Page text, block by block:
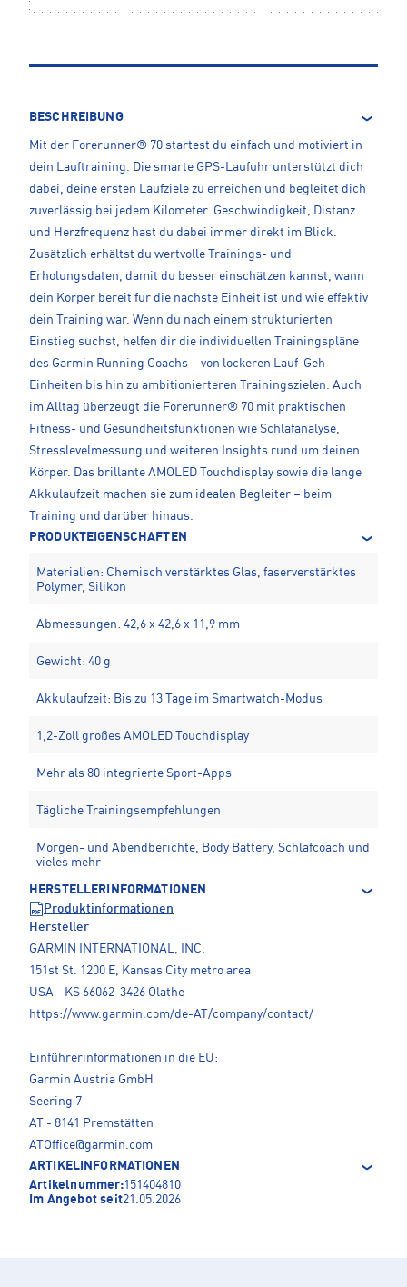
BESCHREIBUNG
Mit der Forerunner® 70 startest du einfach und motiviert in
dein Lauftraining. Die smarte GPS-Laufuhr unterstützt dich
dabei, deine ersten Laufziele zu erreichen und begleitet dich
zuverlässig bei jedem Kilometer. Geschwindigkeit, Distanz
und Herzfrequenz hast du dabei immer direkt im Blick.
Zusätzlich erhältst du wertvolle Trainings- und
Erholungsdaten, damit du besser einschätzen kannst, wann
dein Körper bereit für die nächste Einheit ist und wie effektiv
dein Training war. Wenn du nach einem strukturierten
Einstieg suchst, helfen dir die individuellen Trainingspläne
des Garmin Running Coachs – von lockeren Lauf-Geh-
Einheiten bis hin zu ambitionierteren Trainingszielen. Auch
im Alltag überzeugt die Forerunner® 70 mit praktischen
Fitness- und Gesundheitsfunktionen wie Schlafanalyse,
Stresslevelmessung und weiteren Insights rund um deinen
Körper. Das brillante AMOLED Touchdisplay sowie die lange
Akkulaufzeit machen sie zum idealen Begleiter – beim
Training und darüber hinaus.
PRODUKTEIGENSCHAFTEN
Materialien: Chemisch verstärktes Glas, faserverstärktes
Polymer, Silikon
Abmessungen: 42,6 x 42,6 x 11,9 mm
Gewicht: 40 g
Akkulaufzeit: Bis zu 13 Tage im Smartwatch-Modus
1,2-Zoll großes AMOLED Touchdisplay
Mehr als 80 integrierte Sport-Apps
Tägliche Trainingsempfehlungen
Morgen- und Abendberichte, Body Battery, Schlafcoach und
vieles mehr
HERSTELLERINFORMATIONEN
Produktinformationen
Hersteller
GARMIN INTERNATIONAL, INC.
151st St. 1200 E, Kansas City metro area
USA - KS 66062-3426 Olathe
https://www.garmin.com/de-AT/company/contact/
Einführerinformationen in die EU:
Garmin Austria GmbH
Seering 7
AT - 8141 Premstätten
ATOffice@garmin.com
ARTIKELINFORMATIONEN
Artikelnummer:151404810
Im Angebot seit21.05.2026